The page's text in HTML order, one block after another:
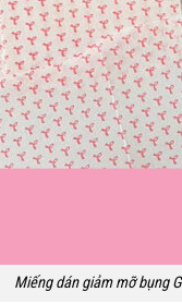
Miếng dán giảm mỡ bụng